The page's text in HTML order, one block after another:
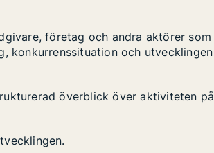
företag och andra aktörer som
konkurrenssituation och utvecklingen
överblick över aktiviteten på